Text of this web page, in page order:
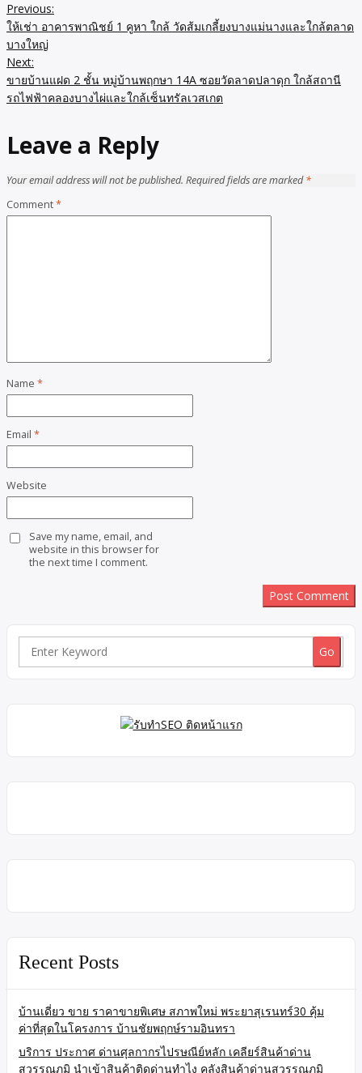
Post
navigation
Previous:
ให้เช่า อาคารพาณิชย์ 1 คูหา ใกล้ วัดส้มเกลี้ยงบางแม่นางและใกล้ตลาด
บางใหญ่
Next:
ขายบ้านแฝด 2 ชั้น หมู่บ้านพฤกษา 14A ซอยวัดลาดปลาดุก ใกล้สถานี
รถไฟฟ้าคลองบางไผ่และใกล้เซ็นทรัลเวสเกต
Leave a Reply
Your email address will not be published. Required fields are marked*
Comment*
Name *
Email *
Website
Save my name, email, and
website in this browser for
the next time I comment.
Search
Recent Posts
บ้านเดี่ยว ขาย ราคาขายพิเศษ สภาพใหม่ พระยาสุเรนทร์30 คุ้ม
ค่าที่สุดในโครงการ บ้านชัยพฤกษ์รามอินทรา
บริการ ประกาศ ด่านศุลกากรไปรษณีย์หลัก เคลียร์สินค้าด่าน
สุวรรณภูมิ นำเข้าสินค้าติดด่านทำไง คลังสินค้าด่านสุวรรณภูมิ